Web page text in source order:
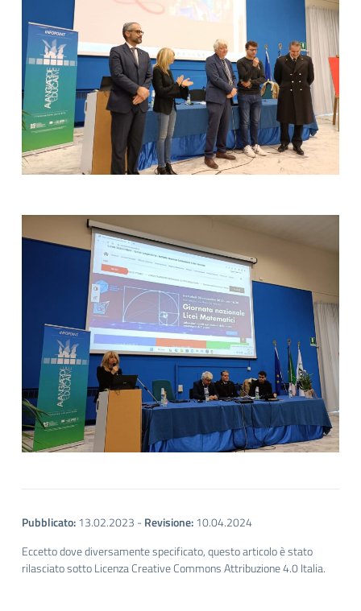
Pubblicato:13.02.2023 -Revisione:10.04.2024
Eccetto dove diversamente specificato, questo articolo è stato
rilasciato sotto Licenza Creative Commons Attribuzione 4.0 Italia.